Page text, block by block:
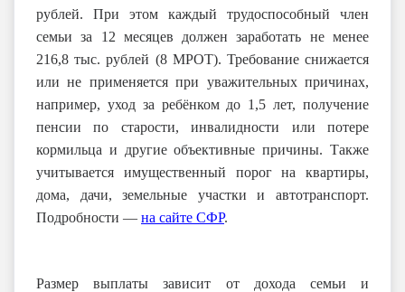
рублей. При этом каждый трудоспособный член
семьи за 12 месяцев должен заработать не менее
216,8 тыс. рублей (8 МРОТ). Требование снижается
или не применяется при уважительных причинах,
например, уход за ребёнком до 1,5 лет, получение
пенсии по старости, инвалидности или потере
кормильца и другие объективные причины. Также
учитывается имущественный порог на квартиры,
дома, дачи, земельные участки и автотранспорт.
Подробности — на сайте СФР.
Размер выплаты зависит от дохода семьи и